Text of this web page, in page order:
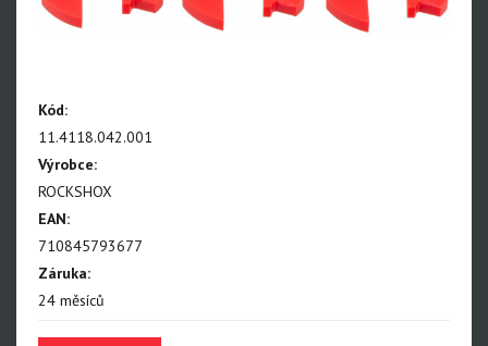
Lyrik - NEW!!!
BoXXer - NEW!!!
Paragon
Monarch, Monarch Plus
ND a přílušenství
Kód:
11.4118.042.001
Výrobce:
ROCKSHOX
EAN:
710845793677
Záruka:
24 měsíců